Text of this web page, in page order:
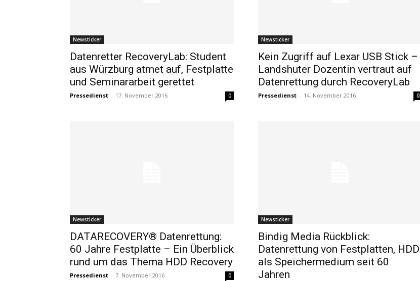
Newsticker
Datenretter RecoveryLab: Student
aus Würzburg atmet auf, Festplatte
und Seminararbeit gerettet
Pressedienst - 17. November 2016 0
Newsticker
Kein Zugriff auf Lexar USB Stick –
Landshuter Dozentin vertraut auf
Datenrettung durch RecoveryLab
Pressedienst - 14. November 2016 0
Newsticker
DATARECOVERY® Datenrettung:
60 Jahre Festplatte – Ein Überblick
rund um das Thema HDD Recovery
Pressedienst - 7. November 2016 0
Newsticker
Bindig Media Rückblick:
Datenrettung von Festplatten, HDD
als Speichermedium seit 60
Jahren